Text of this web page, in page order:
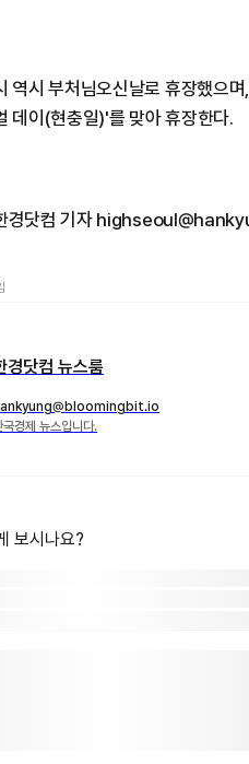
역시 부처님오신날로 휴장했으
데이(현충일)'를 맞아 휴장한다.
경닷컴 기자
경닷컴 뉴스룸
국경제 뉴스입니다.
보시나요?